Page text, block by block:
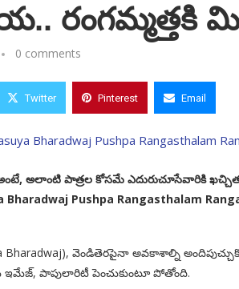
రంగమ్మత్తకి
0 comments
Twitter Pinterest Email
అలాంటి పాత్రల కోసమే ఎదురుచూసేవారికి
Pushpa Rangasthalam
వెండితెరపైనా అవకాశాల్ని
పాపులారిటీ పెంచుకుంటూ పోతోంది.